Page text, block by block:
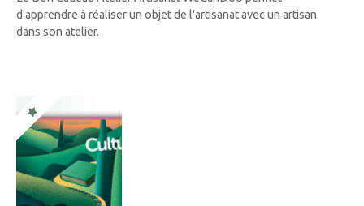
d'apprendre à réaliser un objet de l'artisanat avec un artisan
dans son atelier.